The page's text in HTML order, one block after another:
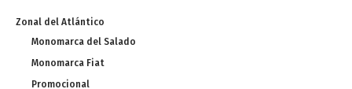
Zonal del Atlántico
Monomarca del Salado
Monomarca Fiat
Promocional